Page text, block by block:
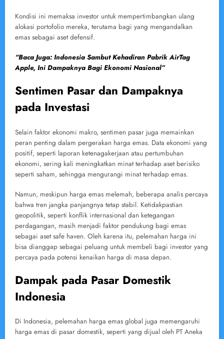
Kondisi ini memaksa investor untuk mempertimbangkan ulang
alokasi portofolio mereka, terutama bagi yang mengandalkan
emas sebagai aset defensif.
“Baca Juga: Indonesia Sambut Kehadiran Pabrik AirTag
Apple, Ini Dampaknya Bagi Ekonomi Nasional”
Sentimen Pasar dan Dampaknya
pada Investasi
Selain faktor ekonomi makro, sentimen pasar juga memainkan
peran penting dalam pergerakan harga emas. Data ekonomi yang
positif, seperti laporan ketenagakerjaan atau pertumbuhan
ekonomi, sering kali meningkatkan minat terhadap aset berisiko
seperti saham, sehingga mengurangi minat terhadap emas.
Namun, meskipun harga emas melemah, beberapa analis percaya
bahwa tren jangka panjangnya tetap stabil. Ketidakpastian
geopolitik, seperti konflik internasional dan ketegangan
perdagangan, masih menjadi faktor pendukung bagi emas
sebagai aset safe haven. Oleh karena itu, pelemahan harga ini
bisa dianggap sebagai peluang untuk membeli bagi investor yang
percaya pada potensi kenaikan harga di masa depan.
Dampak pada Pasar Domestik
Indonesia
Di Indonesia, pelemahan harga emas global juga memengaruhi
harga emas di pasar domestik, seperti yang dijual oleh PT Aneka